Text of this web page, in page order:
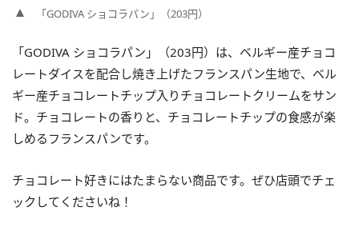
「GODIVA ショコラパン」（203円）
「GODIVA ショコラパン」（203円）は、ベルギー産チョコ
レートダイスを配合し焼き上げたフランスパン生地で、ベル
ギー産チョコレートチップ入りチョコレートクリームをサン
ド。チョコレートの香りと、チョコレートチップの食感が楽
しめるフランスパンです。
チョコレート好きにはたまらない商品です。ぜひ店頭でチェ
ックしてくださいね！